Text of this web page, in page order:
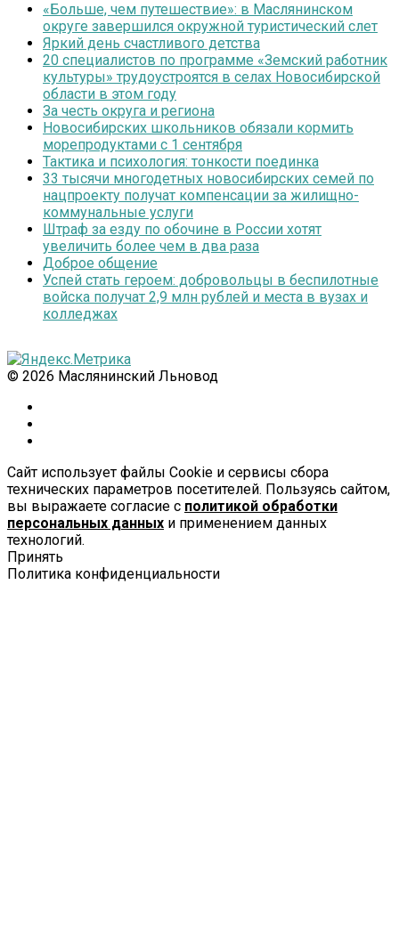
«Больше, чем путешествие»: в Маслянинском
округе завершился окружной туристический слет
Яркий день счастливого детства
20 специалистов по программе «Земский работник
культуры» трудоустроятся в селах Новосибирской
области в этом году
За честь округа и региона
Новосибирских школьников обязали кормить
морепродуктами с 1 сентября
Тактика и психология: тонкости поединка
33 тысячи многодетных новосибирских семей по
нацпроекту получат компенсации за жилищно-
коммунальные услуги
Штраф за езду по обочине в России хотят
увеличить более чем в два раза
Доброе общение
Успей стать героем: добровольцы в беспилотные
войска получат 2,9 млн рублей и места в вузах и
колледжах
© 2026 Маслянинский Льновод
Сайт использует файлы Cookie и сервисы сбора
технических параметров посетителей. Пользуясь сайтом,
вы выражаете согласие с политикой обработки
персональных данных и применением данных
технологий.
Принять
Политика конфиденциальности